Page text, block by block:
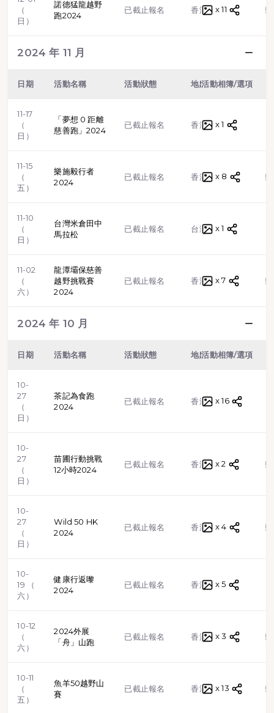
（
日）
諾德猛龍越野
跑2024
已截止報名 香港 越野跑
x 11
2024 年 11 月
日期 活動名稱 活動狀態 地點 類型
活動相簿/選項
11-17
（
日）
「夢想 0 距離
慈善跑」2024
已截止報名 香港 x 1
11-15
（
五）
樂施毅行者
2024
已截止報名 香港 越野跑
x 8
11-10
（
日）
台灣米倉田中
馬拉松
已截止報名 台灣 x 1
11-02
（
六）
龍潭壩保慈善
越野挑戰賽
2024
已截止報名 香港 越野跑
x 7
2024 年 10 月
日期 活動名稱 活動狀態 地點 類型
活動相簿/選項
10-
27
（
日）
茶記為食跑
2024
已截止報名 香港 路跑
x 16
10-
27
（
日）
苗圃行動挑戰
12小時2024
已截止報名 香港 越野跑
x 2
10-
27
（
日）
Wild 50 HK
2024
已截止報名 香港 越野跑
x 4
10-
19 （
六）
健康行返嚟
2024
已截止報名 香港 x 5
10-12
（
六）
2024外展
「舟」山跑
已截止報名 香港 越野跑
x 3
10-11
（
五）
魚羊50越野山
賽
已截止報名 香港 越野跑
x 13